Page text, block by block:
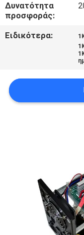
ΖΗΤΉΣΤΕ
ΜΙΑ
SITEMAP
Δυνατότητα
προσφοράς:
Ειδικότερα: